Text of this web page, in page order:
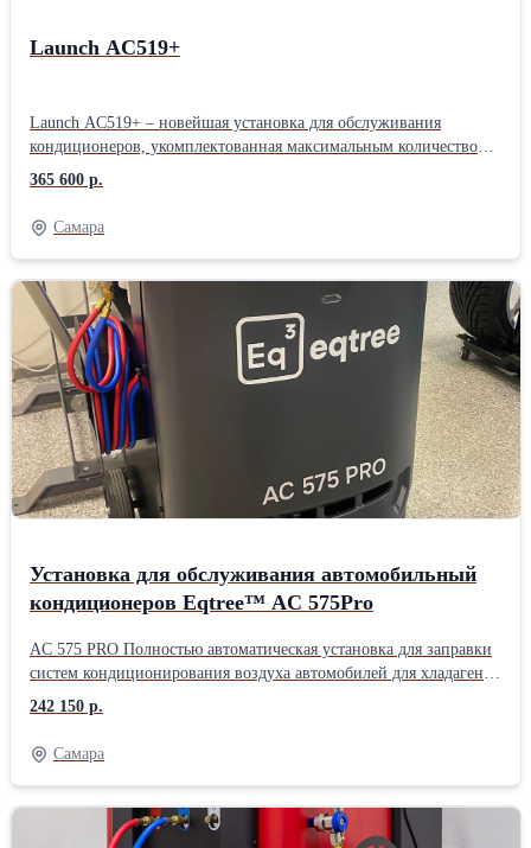
Launch AC519+
Launch AC519+ – новейшая установка для обслуживания
кондиционеров, укомплектованная максимальным количеством
функций и возможностей. Полностью автоматическая, подходит
для бензиновых, дизельных, электрических и гибридных
транспортных средств. Объединяет функции безразборной
промывки и диагностики, регенерации хладагента, заправки и
вакуумирования. Точный контроль всех жидкостей по весу,
объёмный внутренний бак 22 кг, сенсорное управление на
современном промышленном экране. Подходит для бензиновых,
дизельных автомобилей, электромобилей (BEV) и гибридных
транспортных средств. Поддержка дистанционного управления
через диагностический планшет. Поддержка заправки PAG/POE
масла и УФ-индикаторной жидкости. Новая патентованная
конструкция установки и уникальный модуль сепарации масла и
газа обеспечивают более эффективные и стабильные рабочие
качества.
365 600 р.
Самара
Установка для обслуживания автомобильный
кондиционеров Eqtree™ AC 575Pro
AC 575 PRO Полностью автоматическая установка для заправки
систем кондиционирования воздуха автомобилей для хладагента
R134a. Удобное и понятное русифицированное меню. 7-ти
дюймовый сенсорный дисплей. Встроенный принтер. Большие
(Offraod) задние колеса. Ресурс фильтра на 100 кг. Функция
промывки контура кондиционера. Работы с гибридными
автомобилями. Автоматические функции: Откачка и
рециркуляция хладагента; Отделение отработанного масла;
Программируемый вакуум; Тест системы на утечки;
242 150 р.
Самара